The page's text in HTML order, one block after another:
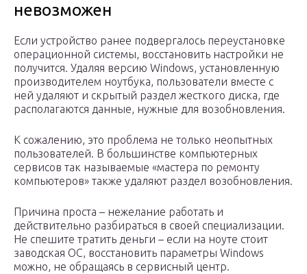
невозможен
Если устройство ранее подвергалось переустановке
операционной системы, восстановить настройки не
получится. Удаляя версию Windows, установленную
производителем ноутбука, пользователи вместе с
ней удаляют и скрытый раздел жесткого диска, где
располагаются данные, нужные для возобновления.
К сожалению, это проблема не только неопытных
пользователей. В большинстве компьютерных
сервисов так называемые «мастера по ремонту
компьютеров» также удаляют раздел возобновления.
Причина проста – нежелание работать и
действительно разбираться в своей специализации.
Не спешите тратить деньги – если на ноуте стоит
заводская ОС, восстановить параметры Windows
можно, не обращаясь в сервисный центр.